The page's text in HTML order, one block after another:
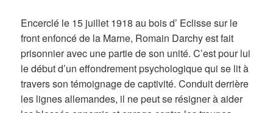
Encerclé le 15 juillet 1918 au bois d’ Eclisse sur le
front enfoncé de la Marne, Romain Darchy est fait
prisonnier avec une partie de son unité. C’est pour lui
le début d’un effondrement psychologique qui se lit à
travers son témoignage de captivité. Conduit derrière
les lignes allemandes, il ne peut se résigner à aider